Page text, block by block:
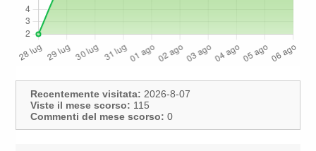
Recentemente visitata: 2026-8-07
Viste il mese scorso: 115
Commenti del mese scorso: 0